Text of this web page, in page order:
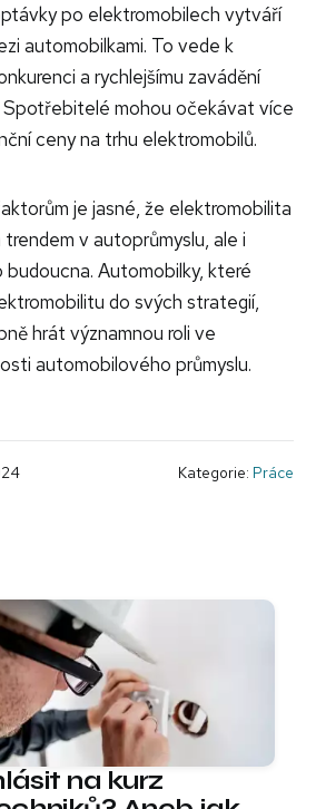
po elektromobilech vytváří
automobilkami. To vede k
a rychlejšímu zavádění
mohou očekávat více
ceny na trhu elektromobilů.
je jasné, že elektromobilita
v autoprůmyslu, ale i
budoucna. Automobilky, které
do svých strategií,
hrát významnou roli ve
automobilového průmyslu.
Kategorie: Práce
na kurz